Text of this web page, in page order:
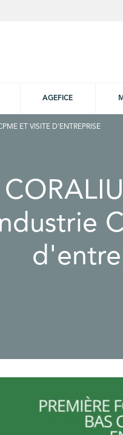
AGEFICE
ET VISITE D'ENTREPRISE